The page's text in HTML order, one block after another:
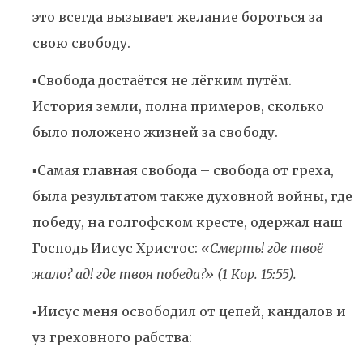
это всегда вызывает желание бороться за
свою свободу.
▪️Свобода достаётся не лёгким путём.
История земли, полна примеров, сколько
было положено жизней за свободу.
▪️Самая главная свобода – свобода от греха,
была результатом также духовной войны, где
победу, на голгофском кресте, одержал наш
Господь Иисус Христос: «Смерть! где твоё
жало? ад! где твоя победа?» (1 Кор. 15:55).
▪️Иисус меня освободил от цепей, кандалов и
уз греховного рабства: